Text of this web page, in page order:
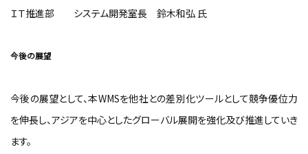
ＩＴ推進部 システム開発室長 鈴木和弘 氏
今後の展望
今後の展望として、本WMSを他社との差別化ツールとして競争優位力
を伸長し、アジアを中心としたグローバル展開を強化及び推進していき
ます。